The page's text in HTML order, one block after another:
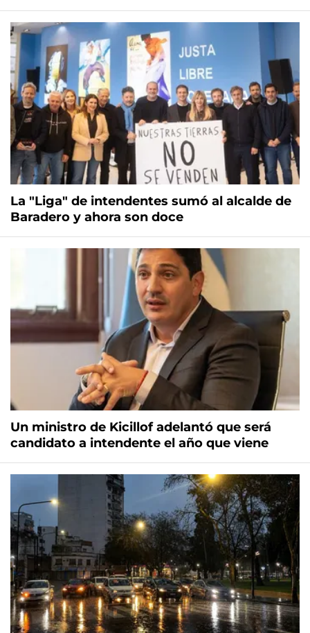
La "Liga" de intendentes sumó al alcalde de
Baradero y ahora son doce
Un ministro de Kicillof adelantó que será
candidato a intendente el año que viene